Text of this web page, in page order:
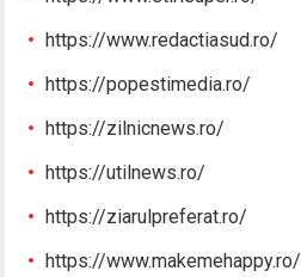
https://www.redactiasud.ro/
https://popestimedia.ro/
https://zilnicnews.ro/
https://utilnews.ro/
https://ziarulpreferat.ro/
https://www.makemehappy.ro/